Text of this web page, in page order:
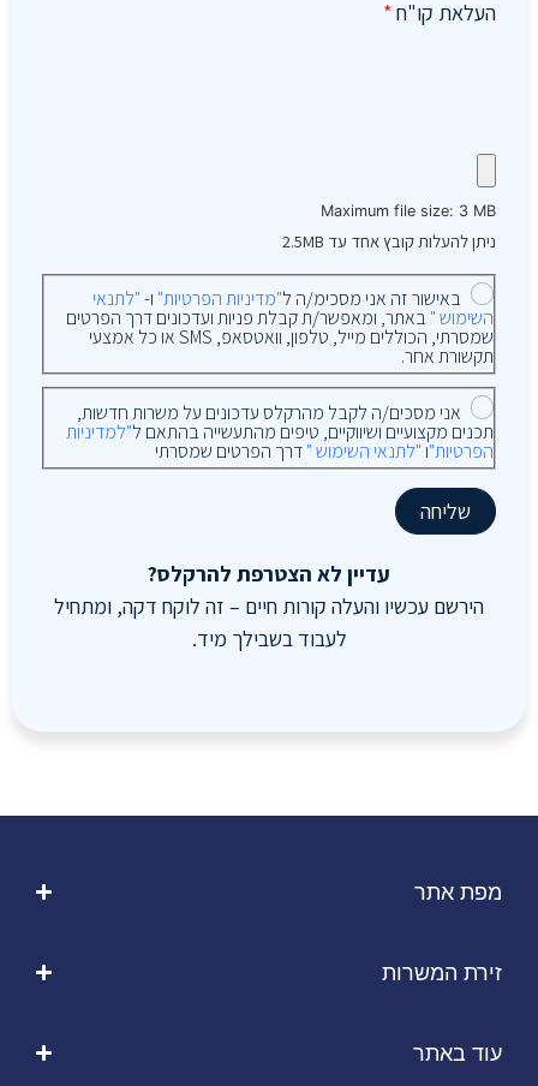
העלאת קו"ח *
Maximum file size: 3 MB
ניתן להעלות קובץ אחד עד 2.5MB
באישור זה אני מסכימ/ה ל"מדיניות הפרטיות" ו-"לתנאי
השימוש " באתר, ומאפשר/ת קבלת פניות ועדכונים דרך הפרטים
שמסרתי, הכוללים מייל, טלפון, וואטסאפ, SMS או כל אמצעי
תקשורת אחר.
אני מסכים/ה לקבל מהרקלס עדכונים על משרות חדשות,
תכנים מקצועיים ושיווקיים, טיפים מהתעשייה בהתאם ל"למדיניות
הפרטיות"ו "לתנאי השימוש "דרך הפרטים שמסרתי
שליחה
עדיין לא הצטרפת להרקלס?
הירשם עכשיו והעלה קורות חיים – זה לוקח דקה, ומתחיל
לעבוד בשבילך מיד.
מפת אתר
זירת המשרות
עוד באתר